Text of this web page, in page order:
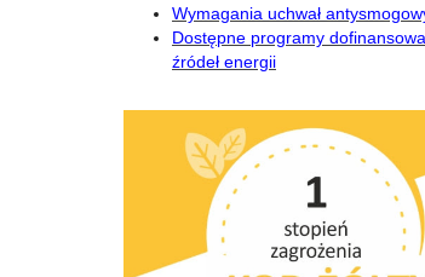
Wymagania uchwał
Dostępne programy
źródeł energii